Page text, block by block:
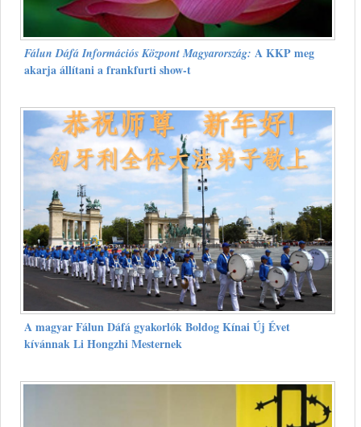
Fálun Dáfá Információs Központ Magyarország: A KKP meg
akarja állítani a frankfurti show-t
A magyar Fálun Dáfá gyakorlók Boldog Kínai Új Évet
kívánnak Li Hongzhi Mesternek